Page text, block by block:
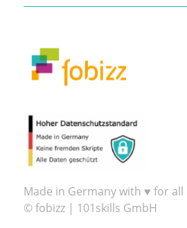
Made in Germany with ♥ for
© fobizz | 101skills GmbH